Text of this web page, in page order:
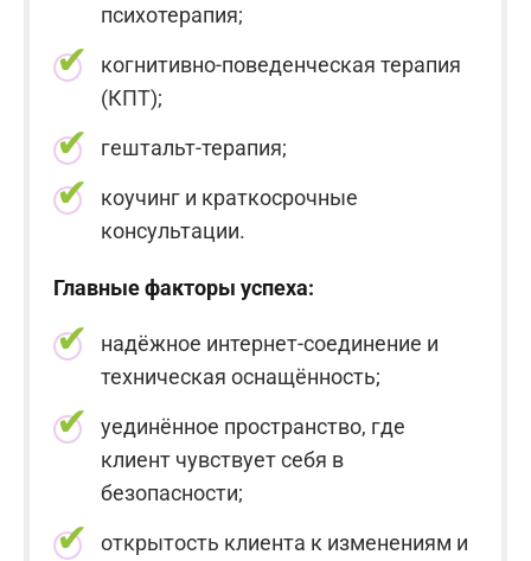
психотерапия;
когнитивно-поведенческая терапия
(КПТ);
гештальт-терапия;
коучинг и краткосрочные
консультации.
Главные факторы успеха:
надёжное интернет-соединение и
техническая оснащённость;
уединённое пространство, где
клиент чувствует себя в
безопасности;
открытость клиента к изменениям и